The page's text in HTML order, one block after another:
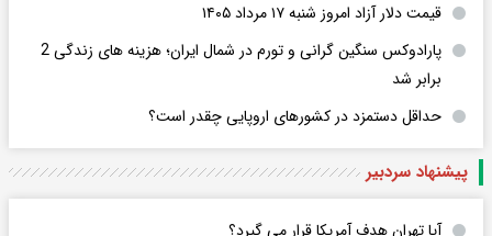
قیمت دلار آزاد امروز شنبه ۱۷ مرداد ۱۴۰۵
پارادوکس سنگین گرانی و تورم در شمال ایران؛ هزینه های زندگی 2
برابر ‌شد
حداقل دستمزد در کشورهای اروپایی چقدر است؟
پیشنهاد سردبیر
آیا تهران هدف آمریکا قرار می گیرد؟